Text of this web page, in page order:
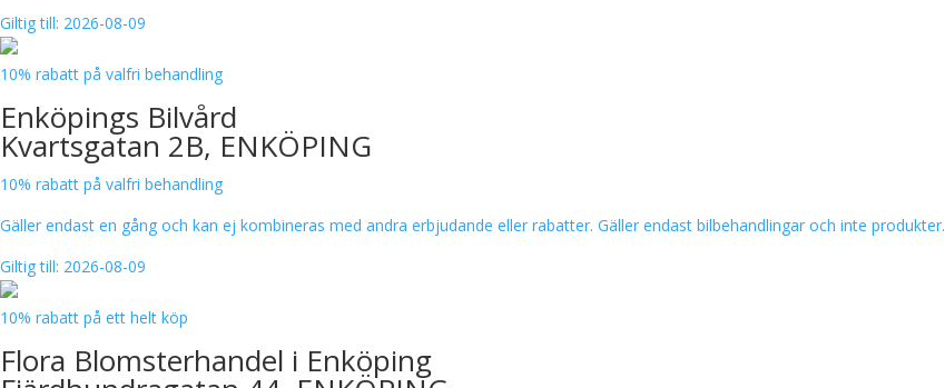
Giltig till: 2026-08-09
10% rabatt på valfri behandling
Enköpings Bilvård
Kvartsgatan 2B, ENKÖPING
10% rabatt på valfri behandling
Gäller endast en gång och kan ej kombineras med andra erbjudande eller rabatter. Gäller endast bilbehandlingar och inte produkter.
Giltig till: 2026-08-09
10% rabatt på ett helt köp
Flora Blomsterhandel i Enköping